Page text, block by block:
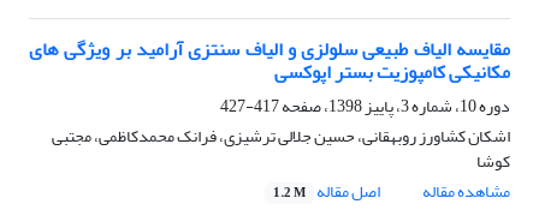
مقایسه الیاف طبیعی سلولزی و الیاف سنتزی آرامید بر ویژگی های
مکانیکی کامپوزیت بستر اپوکسی
دوره 10، شماره 3، پاییز 1398، صفحه
417-427
اشکان کشاورز روبهقانی، حسین جلالی ترشیزی، فرانک محمدکاظمی، مجتبی
کوشا
مشاهده مقاله
اصل مقاله 1.2 M